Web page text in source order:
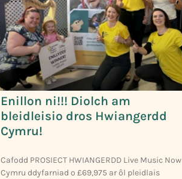
Enillon ni!!! Diolch am
bleidleisio dros Hwiangerdd
Cymru!
Cafodd PROSIECT HWIANGERDD Live Music Now
Cymru ddyfarniad o £69,975 ar ôl pleidlais